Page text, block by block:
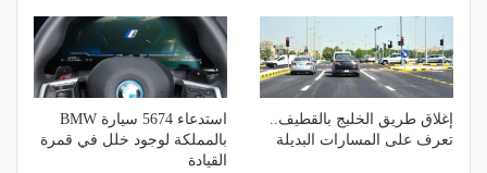
إغلاق طريق الخليج بالقطيف..
تعرف على المسارات البديلة
استدعاء 5674 سيارة BMW
بالمملكة لوجود خلل في قمرة
القيادة